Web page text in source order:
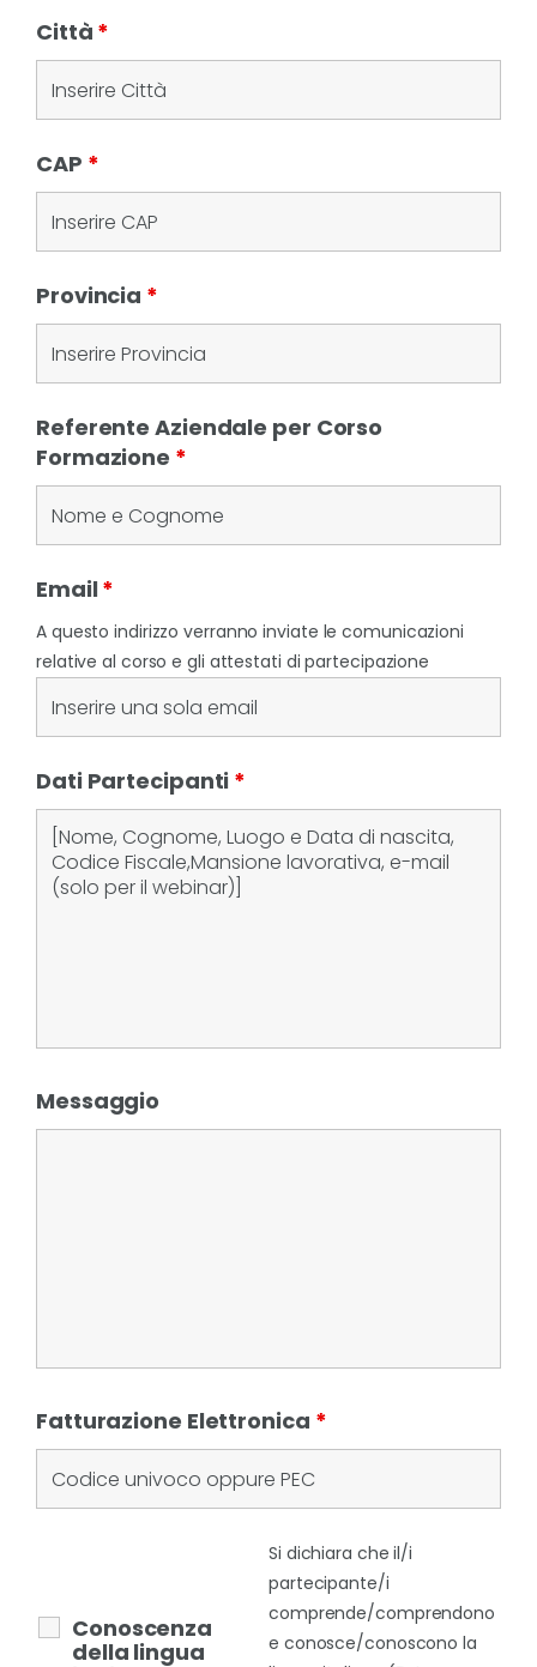
Città *
CAP *
Provincia *
Referente Aziendale per Corso
Formazione *
Email *
A questo indirizzo verranno inviate le comunicazioni
relative al corso e gli attestati di partecipazione
Dati Partecipanti *
Messaggio
Fatturazione Elettronica *
Conoscenza
della lingua
Si dichiara che il/i
partecipante/i
comprende/comprendono
e conosce/conoscono la